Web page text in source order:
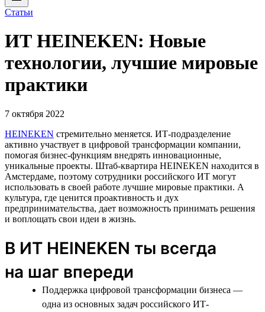
Статьи
ИТ HEINEKEN: Новые
технологии, лучшие мировые
практики
7 октября 2022
HEINEKEN стремительно меняется. ИТ-подразделение
активно участвует в цифровой трансформации компании,
помогая бизнес-функциям внедрять инновационные,
уникальные проекты. Штаб-квартира HEINEKEN находится в
Амстердаме, поэтому сотрудники российского ИТ могут
использовать в своей работе лучшие мировые практики. А
культура, где ценится проактивность и дух
предпринимательства, дает возможность принимать решения
и воплощать свои идеи в жизнь.
В ИТ HEINEKEN ты всегда
на шаг впереди
Поддержка цифровой трансформации бизнеса —
одна из основных задач российского ИТ-